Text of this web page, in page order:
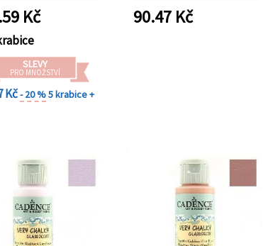
na sklo,
a dekorativní
tvoření
Kč
SLEVY
PRO MNOŽSTVÍ
Kč- 20 %5 krabice +
Nane Yesili), 59 ml, CG-
1355
90.47 Kč